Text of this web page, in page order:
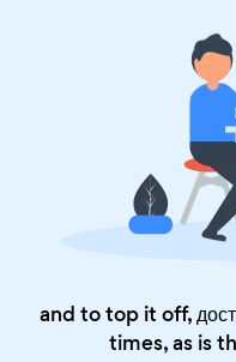
and to top it off,
times, as is